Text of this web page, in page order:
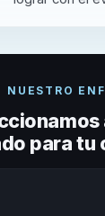
NUESTRO
para tu